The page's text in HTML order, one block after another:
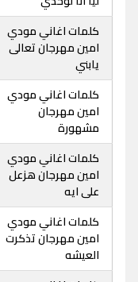
كلمات اغاني مودي
امين مهرجان تعالى
يابني
كلمات اغاني مودي
امين مهرجان
مشهورة
كلمات اغاني مودي
امين مهرجان هزعل
على ايه
كلمات اغاني مودي
امين مهرجان تذكرت
العيشه